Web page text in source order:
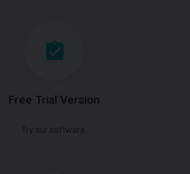
Free Trial Version